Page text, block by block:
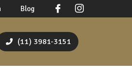
Blog
(11) 3981-3151